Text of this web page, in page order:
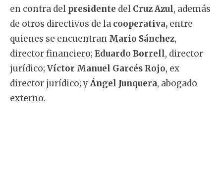
en contra del presidente del Cruz Azul, además
de otros directivos de la cooperativa, entre
quienes se encuentran Mario Sánchez,
director financiero; Eduardo Borrell, director
jurídico; Víctor Manuel Garcés Rojo, ex
director jurídico; yÁngel Junquera, abogado
externo.